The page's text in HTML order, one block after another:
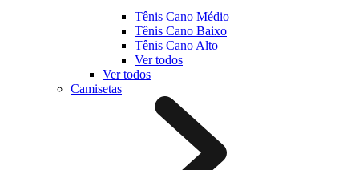
Tênis Cano Médio
Tênis Cano Baixo
Tênis Cano Alto
Ver todos
Ver todos
Camisetas